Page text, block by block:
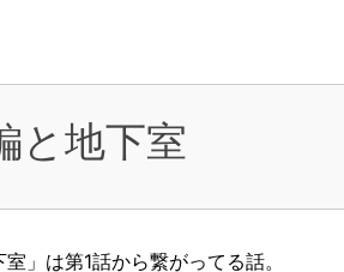
と地下室
」は第1話から繋がってる話。